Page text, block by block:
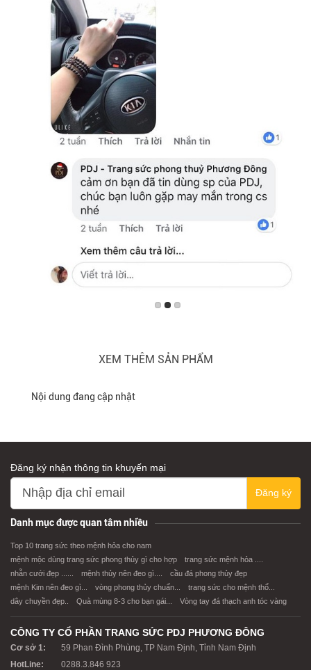
XEM THÊM SẢN PHẨM
Nội dung đang cập nhật
Đăng ký nhận thông tin khuyến mại
Đăng ký
Danh mục được quan tâm nhiều
Top 10 trang sức theo mệnh hỏa cho nam
mệnh mộc dùng trang sức phong thủy gì cho hợp
trang sức mệnh hỏa ....
nhẫn cưới đẹp ......
mệnh thủy nên đeo gì....
cầu đá phong thủy đẹp
mệnh Kim nên đeo gì...
vòng phong thủy chuẩn...
trang sức cho mệnh thổ...
dây chuyền đẹp..
Quà mùng 8-3 cho bạn gái... Vòng tay đá thạch anh tóc vàng
CÔNG TY CỔ PHẦN TRANG SỨC PDJ PHƯƠNG ĐÔNG
Cơ sở 1:
59 Phan Đình Phùng, TP Nam Định, Tỉnh Nam Định
HotLine:
0288.3.846 923